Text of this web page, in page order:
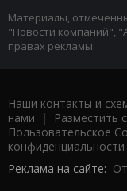
Материалы,
"Новости компаний",
правах рекламы.
Наши контакты и
нами | Разместить
Пользовательское
Реклама на сайте: